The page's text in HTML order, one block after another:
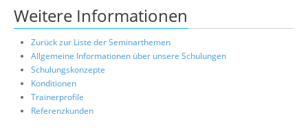
Weitere Informationen
Zurück zur Liste der Seminarthemen
Allgemeine Informationen über unsere Schulungen
Schulungskonzepte
Konditionen
Trainerprofile
Referenzkunden